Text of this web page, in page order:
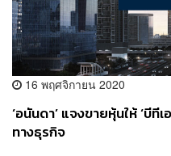
16 พฤศจิกายน 2020
‘อนันดา’ ​แจงขายหุ้นให้ ‘บีที
ทางธุรกิจ